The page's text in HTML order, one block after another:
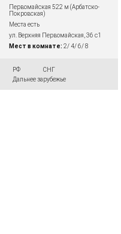
Первомайская 522 м (Арбатско-
Покровская)
Места есть
ул. Верхняя Первомайская, 36 с1
Мест в комнате: 2/ 4/ 6/ 8
РФ
СНГ
Дальнее зарубежье